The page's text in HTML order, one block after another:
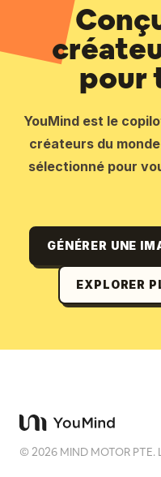
pour
YouMind est le
créateurs du
sélectionné pour
GÉNÉRER UNE
EXPLORER
©2026 MIND MOTOR PTE.